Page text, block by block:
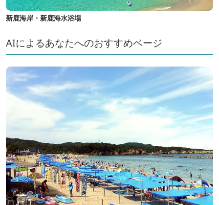
新鹿海岸・新鹿海水浴場
AIによるあなたへのおすすめページ